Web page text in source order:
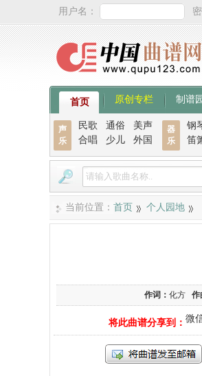
用户名：
首页 原创专栏 制谱
声
乐
民歌 通俗
美声
合唱
少儿 外国
器
乐
钢
笛
当前位置： 首页 个人园地
作词： 化方 作
将此曲谱分享到： 微